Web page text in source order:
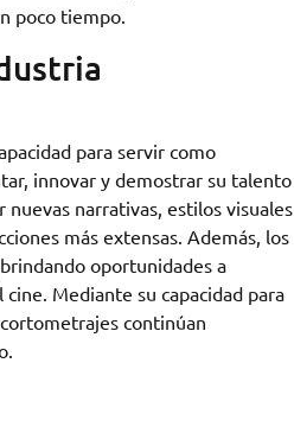
poco tiempo.
para servir como
innovar y demostrar su talento
narrativas, estilos visuales
más extensas. Además, los
oportunidades a
Mediante su capacidad para
continúan